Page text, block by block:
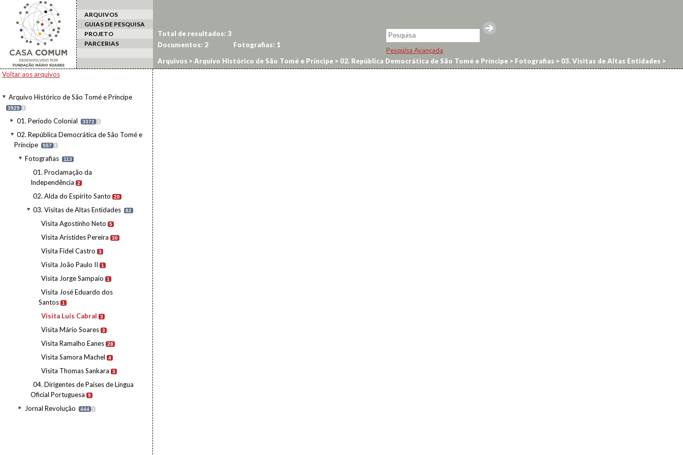
ARQUIVOS
GUIAS DE PESQUISA
PROJETO
PARCERIAS
Pesquisa Avançada
Voltar aos arquivos
Arquivo Histórico de São Tomé e Príncipe
3929 I
01. Período Colonial 3372 I
02. República Democrática de São Tomé e
Príncipe
557 I
Fotografias 113
01. Proclamação da
Independência
2
02. Alda do Espírito Santo 20
03. Visitas de Altas Entidades 82
Visita Agostinho Neto 5
Visita Aristides Pereira 30
Visita Fidel Castro 3
Visita João Paulo II 1
Visita Jorge Sampaio 1
Visita José Eduardo dos
Santos 1
Visita Luís Cabral 3
Visita Mário Soares 3
Visita Ramalho Eanes 28
Visita Samora Machel 4
Visita Thomas Sankara 3
04. Dirigentes de Países de Língua
Oficial Portuguesa
9
Jornal Revolução 444 I
Total de resultados: 3
Documentos: 2 Fotografias: 1
Arquivos >Arquivo Histórico de São Tomé e Príncipe > 02. República Democrática de São Tomé e Príncipe > Fotografias > 03. Visitas de Altas Entidades >
Visita Luís Cabral